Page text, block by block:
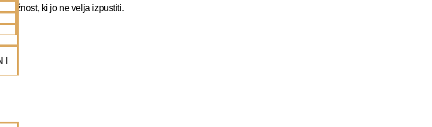
ki jo ne velja izpustiti.